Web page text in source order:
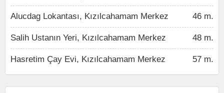
Alucdag Lokantası, Kızılcahamam Merkez 46 m.
Salih Ustanın Yeri, Kızılcahamam Merkez 48 m.
Hasretim Çay Evi, Kızılcahamam Merkez 57 m.